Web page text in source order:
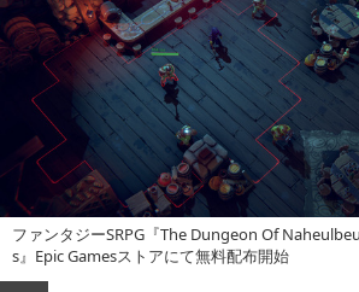
ファンタジーSRPG『The Dungeon Of
s』Epic Gamesストアにて無料配布開始